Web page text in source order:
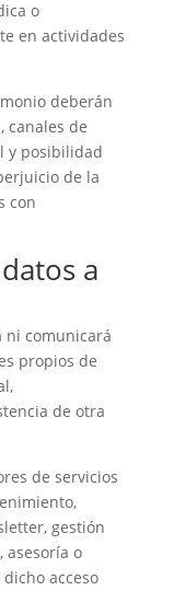
o
en actividades
deberán
canales de
y posibilidad
de la
con
a
ni comunicará
propios de
de otra
de servicios
gestión
asesoría o
acceso